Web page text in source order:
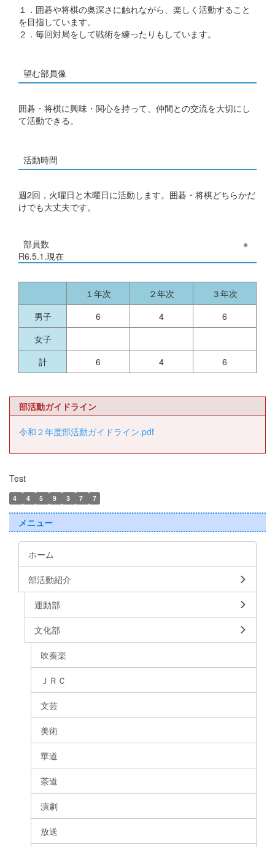
１．囲碁や将棋の奥深さに触れながら、楽しく活動すること
を目指しています。
２．毎回対局をして戦術を練ったりもしています。
望む部員像
囲碁・将棋に興味・関心を持って、仲間との交流を大切にし
て活動できる。
活動時間
週2回，火曜日と木曜日に活動します。囲碁・将棋どちらかだ
けでも大丈夫です。
部員数 ※
R6.5.1.現在
１年次 ２年次
３年次
男子
6 4
6
女子
計
6 4 6
部活動ガイドライン
令和２年度部活動ガイドライン.pdf
Test
4 4 5 9 3 7 7
メニュー
ホーム
部活動紹介
運動部
文化部
吹奏楽
ＪＲＣ
文芸
美術
華道
茶道
演劇
放送